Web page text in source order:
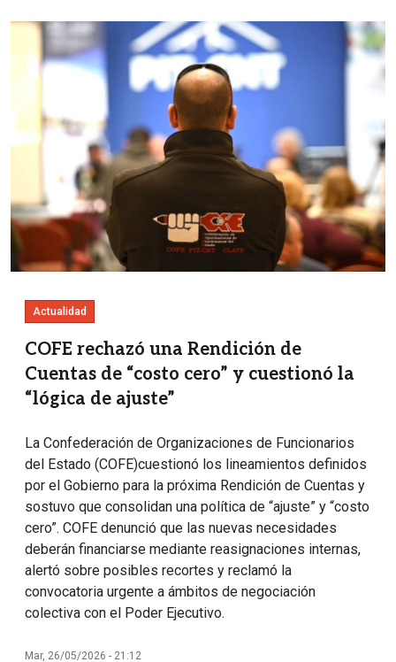
Imagen
Actualidad
COFE rechazó una Rendición de
Cuentas de “costo cero” y cuestionó la
“lógica de ajuste”
La Confederación de Organizaciones de Funcionarios
del Estado (COFE)cuestionó los lineamientos definidos
por el Gobierno para la próxima Rendición de Cuentas y
sostuvo que consolidan una política de “ajuste” y “costo
cero”. COFE denunció que las nuevas necesidades
deberán financiarse mediante reasignaciones internas,
alertó sobre posibles recortes y reclamó la
convocatoria urgente a ámbitos de negociación
colectiva con el Poder Ejecutivo.
Mar, 26/05/2026 - 21:12